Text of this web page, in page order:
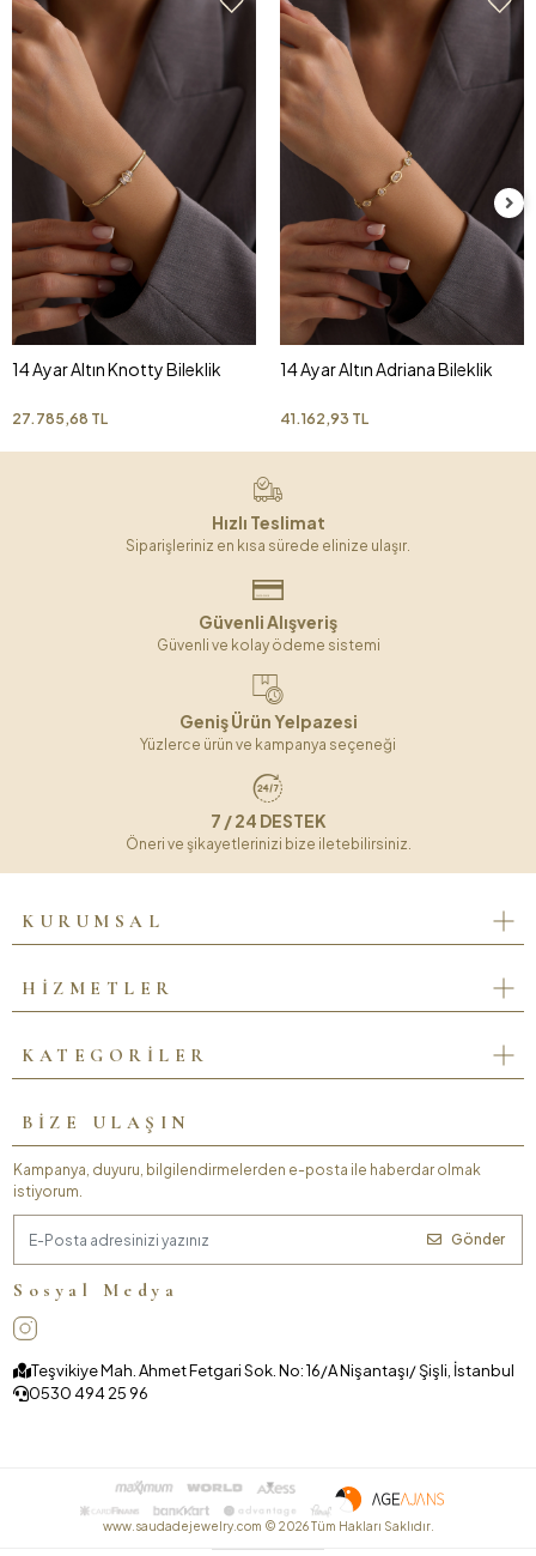
14 Ayar Altın Knotty Bileklik
27.785,68 TL
14 Ayar Altın Adriana Bileklik
41.162,93 TL
Hızlı Teslimat
Siparişleriniz en kısa sürede elinize ulaşır.
Güvenli Alışveriş
Güvenli ve kolay ödeme sistemi
Geniş Ürün Yelpazesi
Yüzlerce ürün ve kampanya seçeneği
7 / 24 DESTEK
Öneri ve şikayetlerinizi bize iletebilirsiniz.
KURUMSAL
HİZMETLER
KATEGORİLER
BİZE ULAŞIN
Kampanya, duyuru, bilgilendirmelerden e-posta ile haberdar olmak
istiyorum.
Gönder
Sosyal Medya
Teşvikiye Mah. Ahmet Fetgari Sok. No: 16/A Nişantaşı/ Şişli, İstanbul
0530 494 25 96
www.saudadejewelry.com © 2026Tüm Hakları Saklıdır.